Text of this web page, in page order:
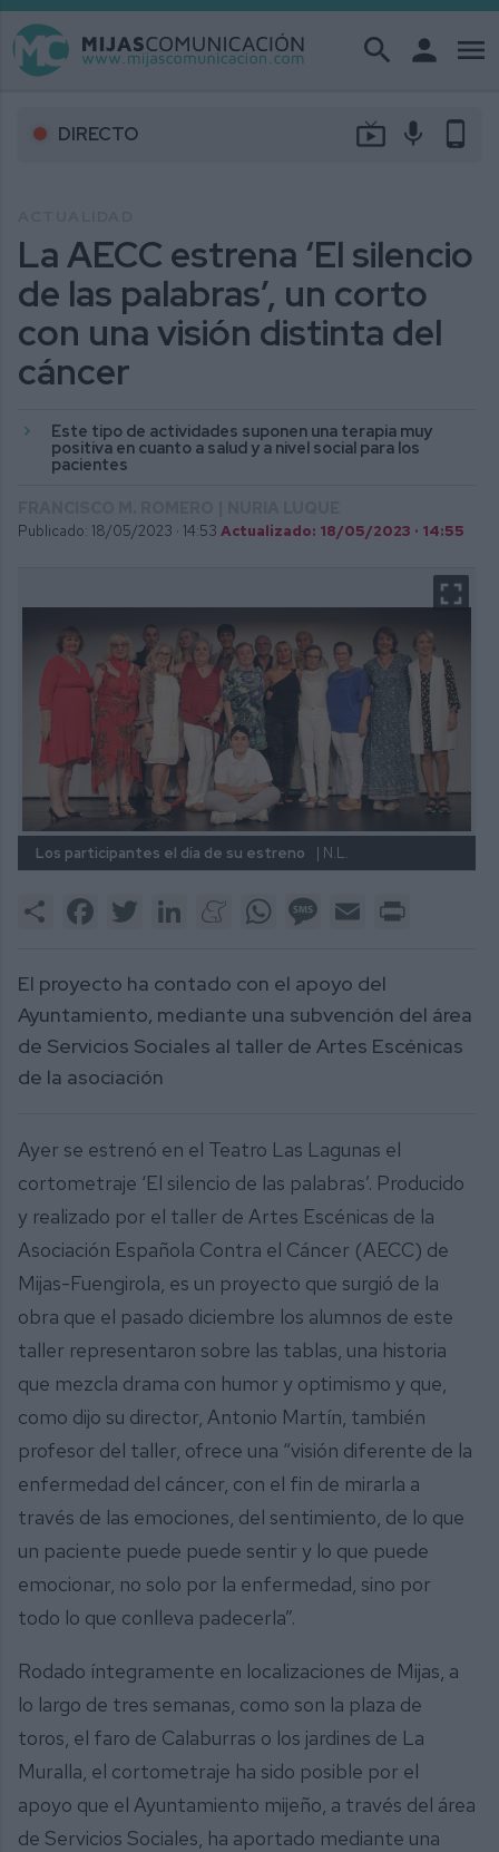
search person menu
DIRECTO live_tv mic phone_android
La AECC estrena ‘El silencio
de las palabras’, un corto
con una visión distinta del
cáncer
Este tipo de actividades suponen una terapia muy
positiva en cuanto a salud y a nivel social para los
pacientes
Publicado: 18/05/2023 · 14:53 Actualizado: 18/05/2023 · 14:55
Los participantes el día de su estreno | N.L.
Share FacebookTwitter LinkedInMeneameWhatsAppMessage
Email
El proyecto ha contado con el apoyo del
Ayuntamiento, mediante una subvención del área
de Servicios Sociales al taller de Artes Escénicas
de la asociación
Ayer se estrenó en el Teatro Las Lagunas el
cortometraje ‘El silencio de las palabras’. Producido
y realizado por el taller de Artes Escénicas de la
Asociación Española Contra el Cáncer (AECC) de
Mijas-Fuengirola, es un proyecto que surgió de la
obra que el pasado diciembre los alumnos de este
taller representaron sobre las tablas, una historia
que mezcla drama con humor y optimismo y que,
como dijo su director, Antonio Martín, también
profesor del taller, ofrece una “visión diferente de la
enfermedad del cáncer, con el fin de mirarla a
través de las emociones, del sentimiento, de lo que
un paciente puede puede sentir y lo que puede
emocionar, no solo por la enfermedad, sino por
todo lo que conlleva padecerla”.
Rodado íntegramente en localizaciones de Mijas, a
lo largo de tres semanas, como son la plaza de
toros, el faro de Calaburras o los jardines de La
Muralla, el cortometraje ha sido posible por el
apoyo que el Ayuntamiento mijeño, a través del área
de Servicios Sociales, ha aportado mediante una